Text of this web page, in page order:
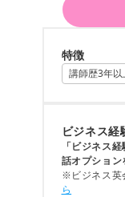
特徴
講師歴3年以
ビジネス経
「ビジネス
話オプション
※ビジネス英
ら